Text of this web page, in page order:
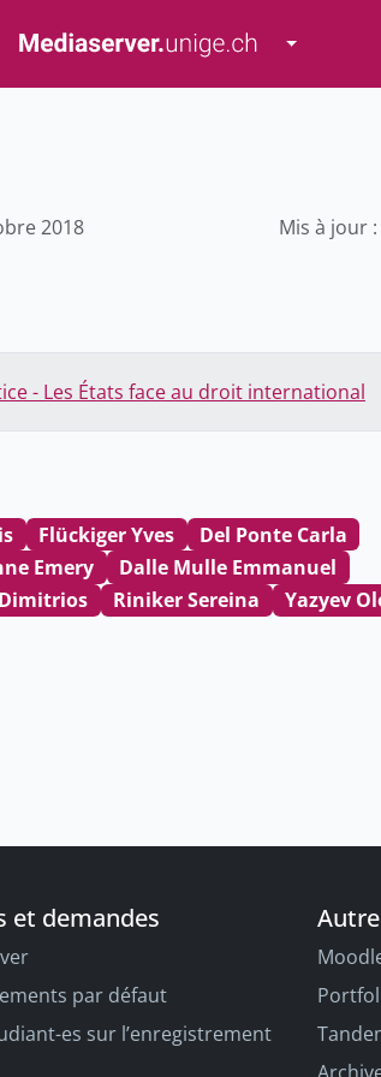
Toggle
2018 Mis à jour
- Les États face au droit international
Flückiger Yves
Del Ponte Carla
Emery
Dalle Mulle Emmanuel
Riniker Sereina Yazyev
et demandes
par défaut
es sur l’enregistrement